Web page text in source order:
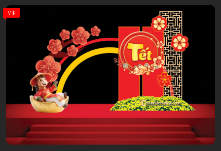
VIP